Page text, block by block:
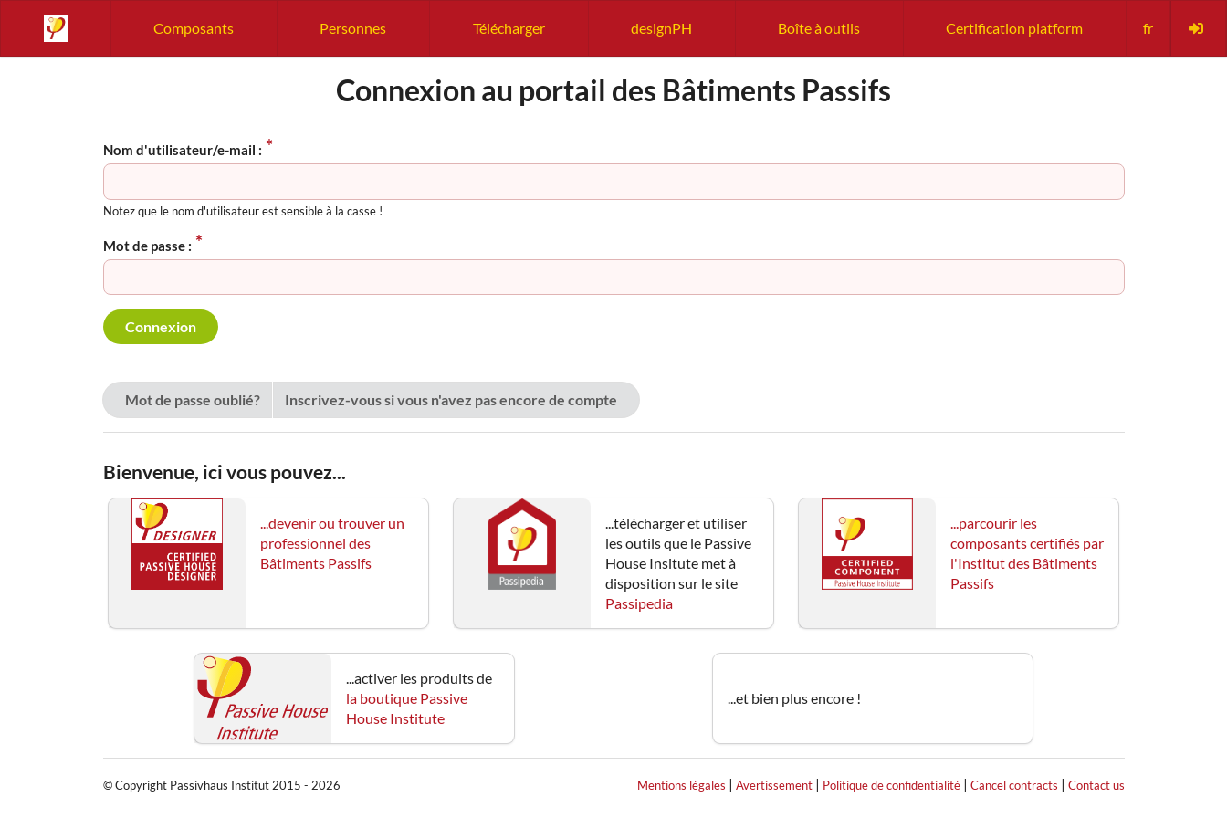
Composants Personnes Télécharger designPH Boîte à outils Certification platform fr
Connexion au portail des Bâtiments Passifs
Nom d'utilisateur/e-mail :
Notez que le nom d'utilisateur est sensible à la casse !
Mot de passe :
Mot de passe oublié? Inscrivez-vous si vous n'avez pas encore de compte
Bienvenue, ici vous pouvez...
...devenir ou trouver un
professionnel des
Bâtiments Passifs
...télécharger et utiliser
les outils que le Passive
House Insitute met à
disposition sur le site
Passipedia
...parcourir les
composants certifiés par
l'Institut des Bâtiments
Passifs
...activer les produits de
la boutique Passive
House Institute
...et bien plus encore !
© Copyright Passivhaus Institut 2015 - 2026 Mentions légales | Avertissement| Politique de confidentialité| Cancel contracts | Contact us